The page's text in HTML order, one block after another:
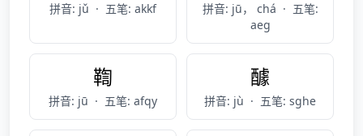
拼音: jǔ · 五笔: akkf 拼音: jū， chá · 五笔:
aeg
鞫
拼音: jū · 五笔: afqy
醵
拼音: jù · 五笔: sghe